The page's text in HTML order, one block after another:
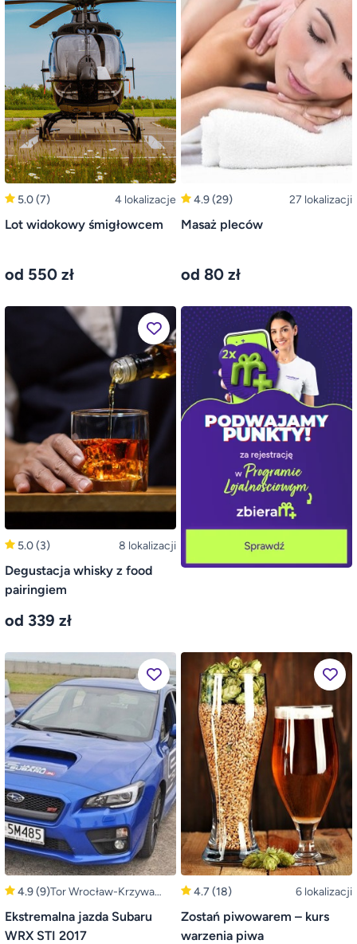
5.0(7) 4 lokalizacje
Lot widokowy śmigłowcem
od 550 zł
4.9(29) 27 lokalizacji
Masaż pleców
od 80 zł
5.0(3) 8 lokalizacji
Degustacja whisky z food
pairingiem
od 339 zł
4.9(9)Tor Wrocław-Krzywa
(Bolesławiec, Legnica)
Ekstremalna jazda Subaru
WRX STI 2017
4.7(18) 6 lokalizacji
Zostań piwowarem – kurs
warzenia piwa